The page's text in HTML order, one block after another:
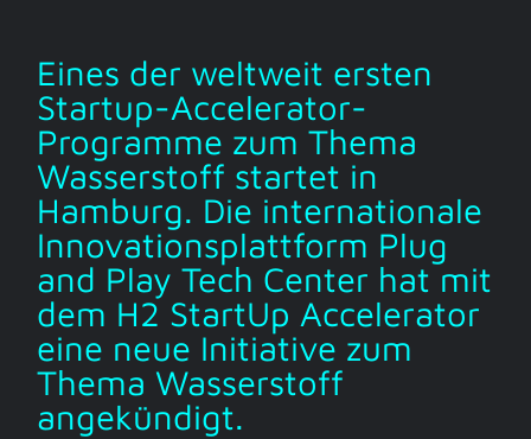
Eines der weltweit ersten
Startup-Accelerator-
Programme zum Thema
Wasserstoff startet in
Hamburg. Die internationale
Innovationsplattform Plug
and Play Tech Center hat mit
dem H2 StartUp Accelerator
eine neue Initiative zum
Thema Wasserstoff
angekündigt.